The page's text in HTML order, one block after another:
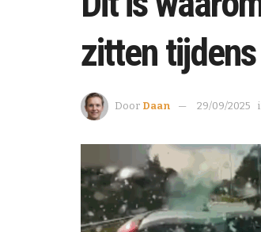
zitten
Door Daan 29/09/2025